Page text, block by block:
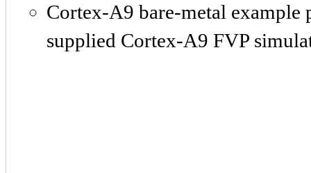
Cortex-A9 bare-metal example
supplied Cortex-A9 FVP